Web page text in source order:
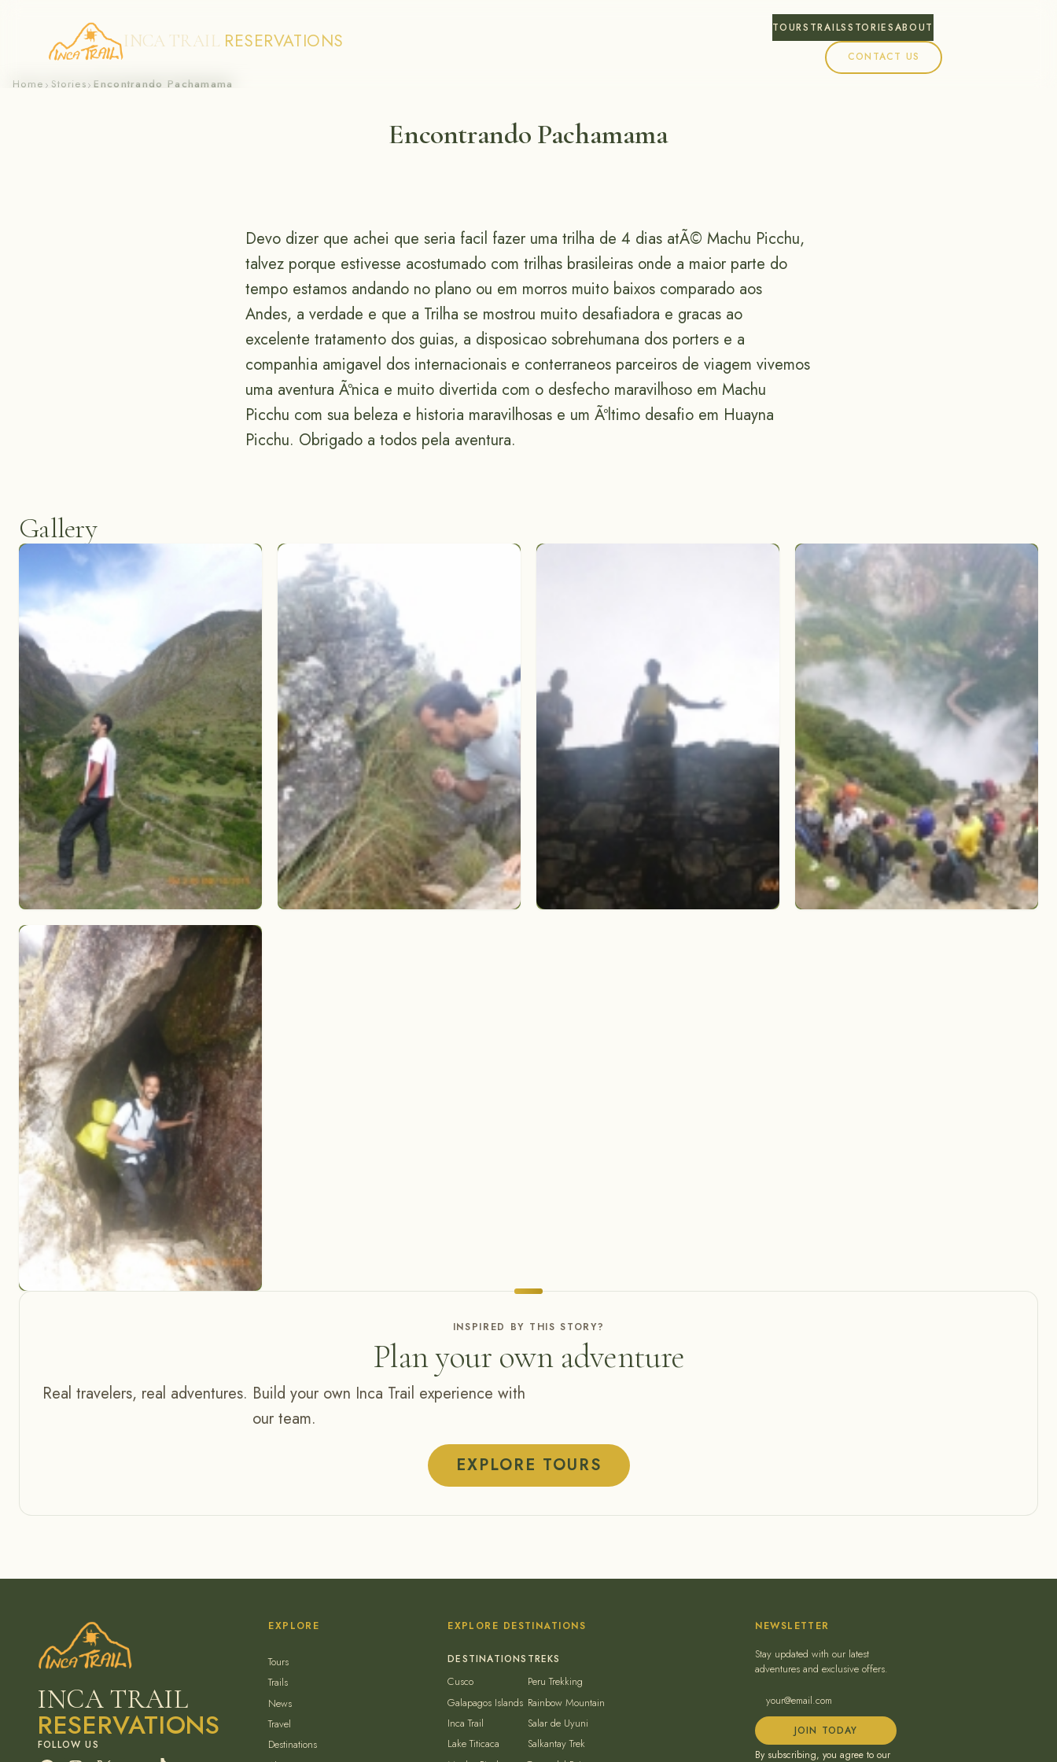
Skip
INCA TRAIL RESERVATIONS
TOURS TRAILSSTORIESABOUT
CONTACT US
Home › Stories› Encontrando Pachamama
Encontrando Pachamama
Devo dizer que achei que seria facil fazer uma trilha de 4 dias atÃ© Machu Picchu,
talvez porque estivesse acostumado com trilhas brasileiras onde a maior parte do
tempo estamos andando no plano ou em morros muito baixos comparado aos
Andes, a verdade e que a Trilha se mostrou muito desafiadora e gracas ao
excelente tratamento dos guias, a disposicao sobrehumana dos porters e a
companhia amigavel dos internacionais e conterraneos parceiros de viagem vivemos
uma aventura Ãºnica e muito divertida com o desfecho maravilhoso em Machu
Picchu com sua beleza e historia maravilhosas e um Ãºltimo desafio em Huayna
Picchu. Obrigado a todos pela aventura.
Gallery
INSPIRED BY THIS STORY?
Plan your own adventure
Real travelers, real adventures. Build your own Inca Trail experience with
our team.
EXPLORE TOURS
INCA TRAIL
RESERVATIONS
EXPLORE
Tours
Trails
News
Travel
Destinations
EXPLORE DESTINATIONS
Cusco
Galapagos Islands
Inca Trail
Lake Titicaca
Peru Trekking
Rainbow Mountain
Salar de Uyuni
Salkantay Trek
NEWSLETTER
Stay updated with our latest
adventures and exclusive offers.
JOIN TODAY
By subscribing, you agree to our